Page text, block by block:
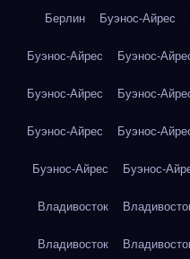
Берлин Буэнос-Айрес
Буэнос-Айрес Буэнос-
Буэнос-Айрес Буэнос-
Буэнос-Айрес Буэнос-
Буэнос-Айрес Буэнос-
Владивосток
Владивосток